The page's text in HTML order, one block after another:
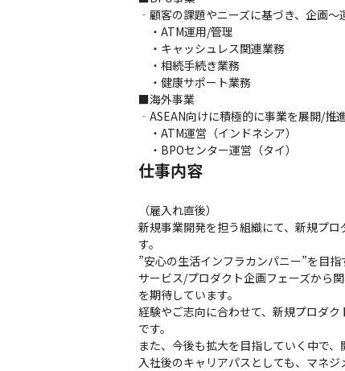
‐顧客の課題やニーズに基づき、企画
・ATM運用/管理
・キャッシュレス関連業務
・相続手続き業務
・健康サポート業務
■海外事業
‐ASEAN向けに積極的に事業を展開/推
・ATM運営（インドネシア）
・BPOセンター運営（タイ）
仕事内容
（雇入れ直後）
新規事業開発を担う組織にて、新規プ
す。
”安心の生活インフラカンパニー”を目
サービス/プロダクト企画フェーズから
を期待しています。
経験やご志向に合わせて、新規プロダ
です。
また、今後も拡大を目指していく中で
入社後のキャリアパスとしても、マネ